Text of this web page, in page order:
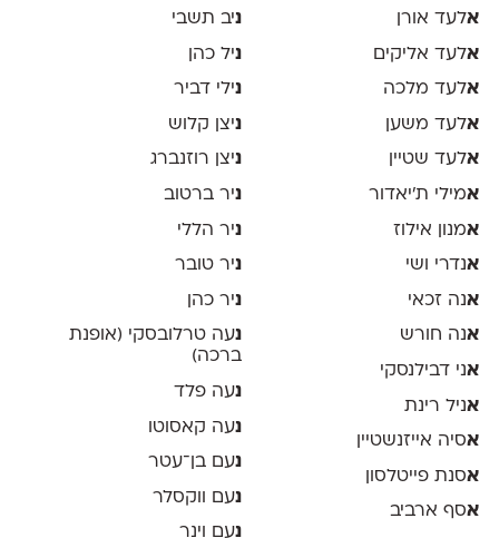
אלעד אורן
אלעד אליקים
אלעד מלכה
אלעד משען
אלעד שטיין
אמילי ת׳יאדור
אמנון אילוז
אנדרי ושי
אנה זכאי
אנה חורש
אני דבילנסקי
אניל רינת
אסיה אייזנשטיין
אסנת פייטלסון
אסף ארביב
ניב תשבי
ניל כהן
נילי דביר
ניצן קלוש
ניצן רוזנברג
ניר ברטוב
ניר הללי
ניר טובר
ניר כהן
נעה טרלובסקי (אופנת
ברכה)
נעה פלד
נעה קאסוטו
נעם בן־עטר
נעם ווקסלר
נעם וינר